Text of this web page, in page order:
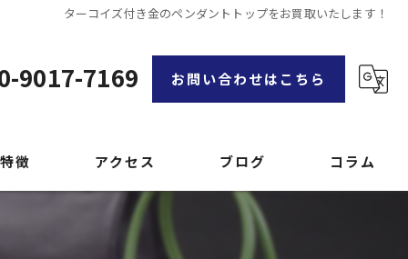
ターコイズ付き金のペンダントトップをお買取いたします！
9017-7169 お問い合わせはこちら
徴 アクセス
漫画特集
ブログ コラム